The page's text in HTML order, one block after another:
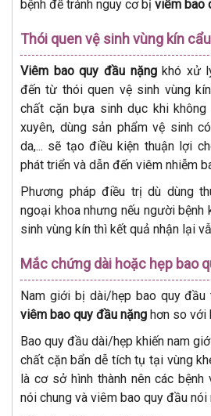
bệnh để tránh nguy cơ bị viêm bao
Thói quen vệ sinh vùng kín
Viêm bao quy đầu nặngkhó xử
đến từ thói quen vệ sinh vùng
chất cặn bựa sinh dục khi
xuyên, dùng sản phẩm vệ sinh
da,... sẽ tạo điều kiện thuận lợi
phát triển và dẫn đến viêm nhiễm
Phương pháp điều trị dù dùng
ngoại khoa nhưng nếu người bệnh
sinh vùng kín thì kết quả nhận lại
Mắc chứng dài hoặc hẹp bao
Nam giới bị dài/hẹp bao quy
viêm bao quy đầu nặng hơn so với
Bao quy đầu dài/hẹp khiến nam
chất cặn bẩn dễ tích tụ tại vùng
là cơ sở hình thành nên các bệnh
nói chung và viêm bao quy đầu nói